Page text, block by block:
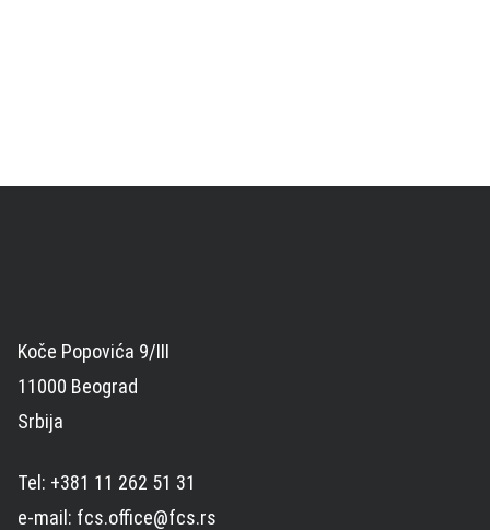
Koče Popovića 9/III
11000 Beograd
Srbija
Tel: +381 11 262 51 31
e-mail: fcs.office@fcs.rs